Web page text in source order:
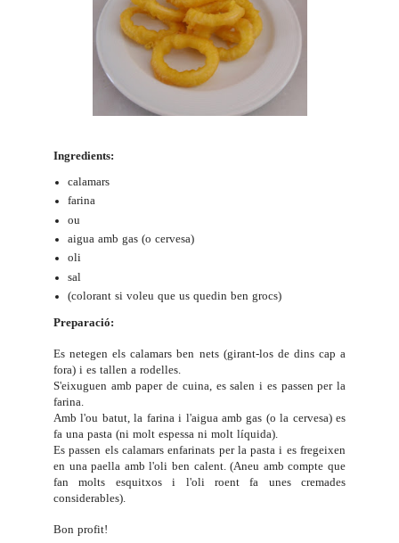
Ingredients:
calamars
farina
ou
aigua amb gas (o cervesa)
oli
sal
(colorant si voleu que us quedin ben grocs)
Preparació:
Es netegen els calamars ben nets (girant-los de dins cap a
fora) i es tallen a rodelles.
S'eixuguen amb paper de cuina, es salen i es passen per la
farina.
Amb l'ou batut, la farina i l'aigua amb gas (o la cervesa) es
fa una pasta (ni molt espessa ni molt líquida).
Es passen els calamars enfarinats per la pasta i es fregeixen
en una paella amb l'oli ben calent. (Aneu amb compte que
fan molts esquitxos i l'oli roent fa unes cremades
considerables).
Bon profit!